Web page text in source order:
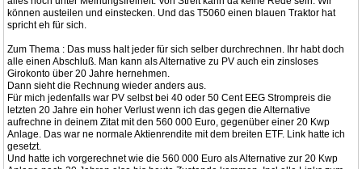
können austeilen und einstecken. Und das T5060 einen blauen Traktor hat
spricht eh für sich.
Zum Thema : Das muss halt jeder für sich selber durchrechnen. Ihr habt doch
alle einen Abschluß. Man kann als Alternative zu PV auch ein zinsloses
Girokonto über 20 Jahre hernehmen.
Dann sieht die Rechnung wieder anders aus.
Für mich jedenfalls war PV selbst bei 40 oder 50 Cent EEG Strompreis die
letzten 20 Jahre ein hoher Verlust wenn ich das gegen die Alternative
aufrechne in deinem Zitat mit den 560 000 Euro, gegenüber einer 20 Kwp
Anlage. Das war ne normale Aktienrendite mit dem breiten ETF. Link hatte ich
gesetzt.
Und hatte ich vorgerechnet wie die 560 000 Euro als Alternative zur 20 Kwp